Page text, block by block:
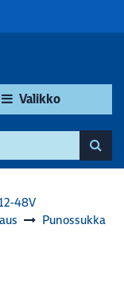
Valikko
48V
Punossukka